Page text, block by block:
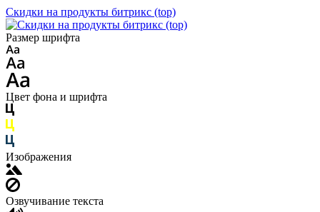
Скидки на продукты битрикс (top)
Размер шрифта
Цвет фона и шрифта
Изображения
Озвучивание текста